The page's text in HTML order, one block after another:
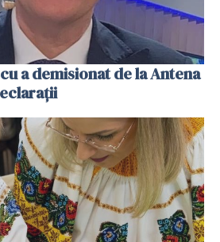
a demisionat de la Antena